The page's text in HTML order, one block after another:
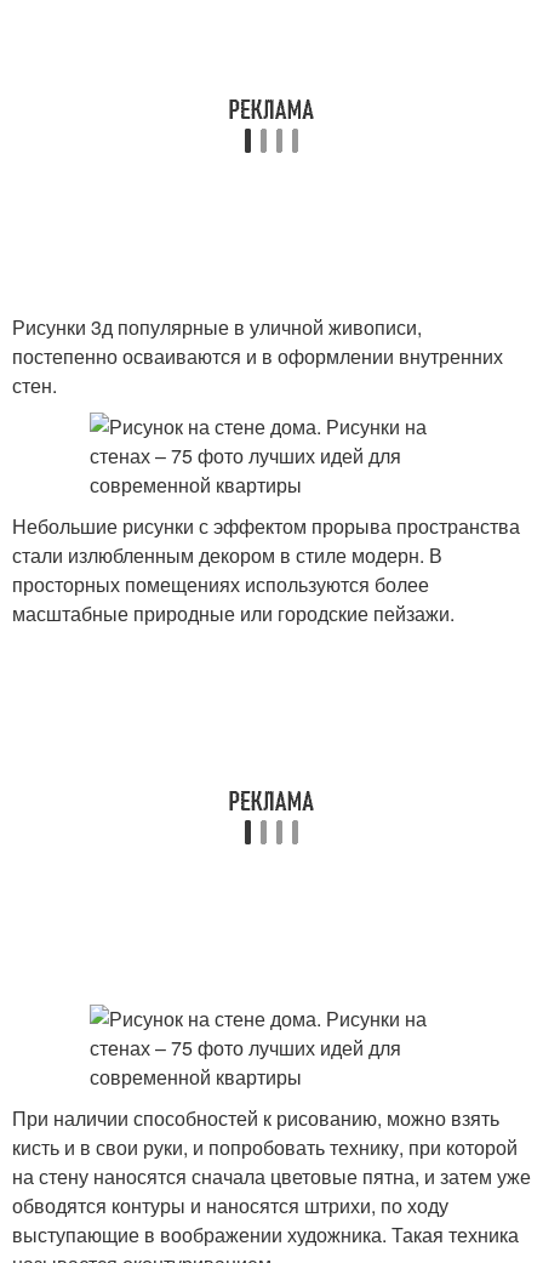
Рисунки 3д популярные в уличной живописи,
постепенно осваиваются и в оформлении внутренних
стен.
Небольшие рисунки с эффектом прорыва пространства
стали излюбленным декором в стиле модерн. В
просторных помещениях используются более
масштабные природные или городские пейзажи.
При наличии способностей к рисованию, можно взять
кисть и в свои руки, и попробовать технику, при которой
на стену наносятся сначала цветовые пятна, и затем уже
обводятся контуры и наносятся штрихи, по ходу
выступающие в воображении художника. Такая техника